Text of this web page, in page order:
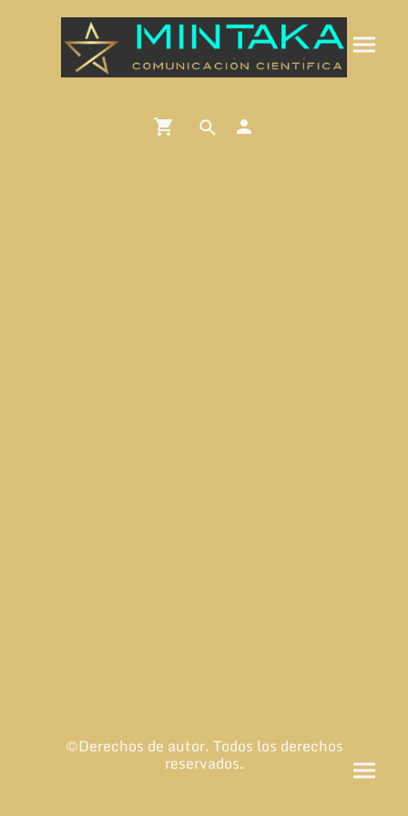
©Derechos de autor. Todos los derechos
reservados.